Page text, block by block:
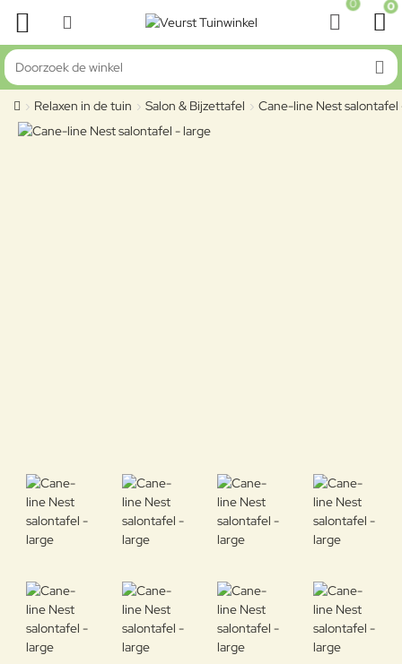
0 0
Doorzoek de winkel
home
Relaxen in de tuin Salon & Bijzettafel Cane-line Nest salontafel